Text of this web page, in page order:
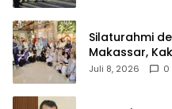
Silaturahmi
Makassar,
Kekompakan
Juli 8, 2026 0